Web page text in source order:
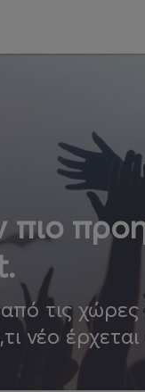
πιο
τις
νέο